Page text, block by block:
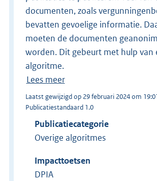
documenten, zoals
bevatten gevoelige informatie.
moeten de documenten
worden. Dit gebeurt met hulp van
algoritme.
Lees meer
Laatst gewijzigd op 29 februari 2024 om
Publicatiestandaard 1.0
Publicatiecategorie
Overige algoritmes
Impacttoetsen
DPIA